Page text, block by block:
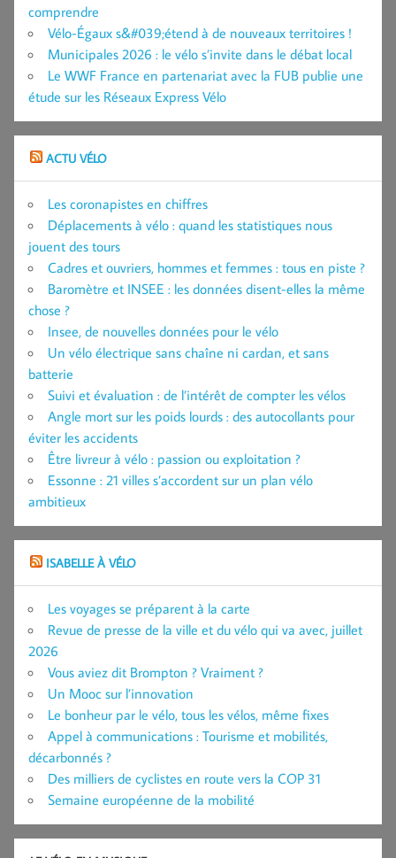
comprendre
Vélo-Égaux s&#039;étend à de nouveaux territoires !
Municipales 2026 : le vélo s’invite dans le débat local
Le WWF France en partenariat avec la FUB publie une
étude sur les Réseaux Express Vélo
ACTU VÉLO
Les coronapistes en chiffres
Déplacements à vélo : quand les statistiques nous
jouent des tours
Cadres et ouvriers, hommes et femmes : tous en piste ?
Baromètre et INSEE : les données disent-elles la même
chose ?
Insee, de nouvelles données pour le vélo
Un vélo électrique sans chaîne ni cardan, et sans
batterie
Suivi et évaluation : de l’intérêt de compter les vélos
Angle mort sur les poids lourds : des autocollants pour
éviter les accidents
Être livreur à vélo : passion ou exploitation ?
Essonne : 21 villes s’accordent sur un plan vélo
ambitieux
ISABELLE À VÉLO
Les voyages se préparent à la carte
Revue de presse de la ville et du vélo qui va avec, juillet
2026
Vous aviez dit Brompton ? Vraiment ?
Un Mooc sur l’innovation
Le bonheur par le vélo, tous les vélos, même fixes
Appel à communications : Tourisme et mobilités,
décarbonnés ?
Des milliers de cyclistes en route vers la COP 31
Semaine européenne de la mobilité